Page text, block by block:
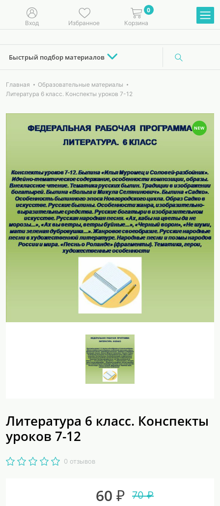
Вход Избранное
0
Корзина
Быстрый подбор материалов
Главная
Образовательные материалы
Литература 6 класс. Конспекты уроков 7-12
Литература 6 класс. Конспекты
уроков 7-12
0 отзывов
60 ₽ 70 ₽